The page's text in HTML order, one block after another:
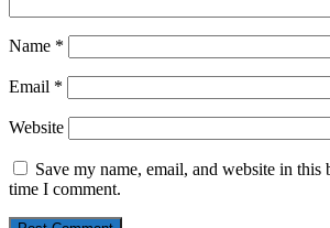
Name *
Email *
Website
Save my name, email, and website in this
time I comment.